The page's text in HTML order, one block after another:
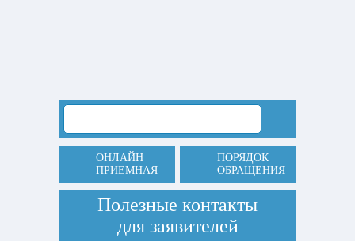
ОНЛАЙН
ПРИЕМНАЯ
ПОРЯДОК
ОБРАЩЕНИЯ
Полезные контакты
для заявителей